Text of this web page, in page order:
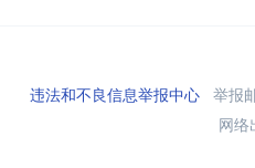
违法和不良信息举报中心举报
网